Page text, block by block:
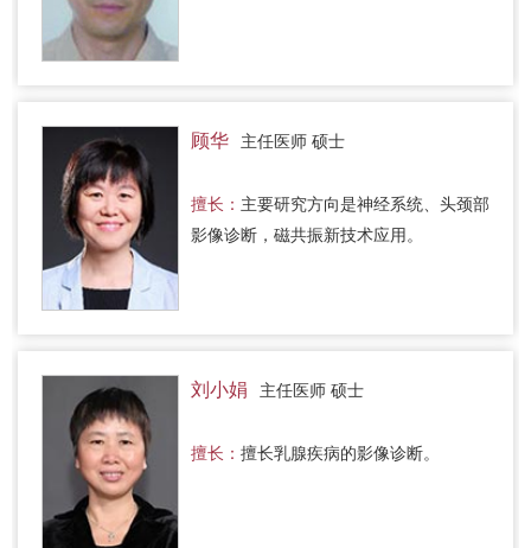
顾华 主任医师 硕士
擅长： 主要研究方向是神经系统、头颈部
影像诊断，磁共振新技术应用。
刘小娟 主任医师 硕士
擅长： 擅长乳腺疾病的影像诊断。